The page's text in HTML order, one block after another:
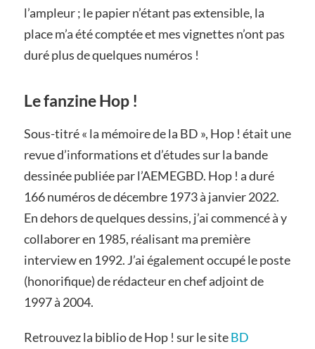
l’ampleur ; le papier n’étant pas extensible, la
place m’a été comptée et mes vignettes n’ont pas
duré plus de quelques numéros !
Le fanzine Hop !
Sous-titré « la mémoire de la BD », Hop ! était une
revue d’informations et d’études sur la bande
dessinée publiée par l’AEMEGBD. Hop ! a duré
166 numéros de décembre 1973 à janvier 2022.
En dehors de quelques dessins, j’ai commencé à y
collaborer en 1985, réalisant ma première
interview en 1992. J’ai également occupé le poste
(honorifique) de rédacteur en chef adjoint de
1997 à 2004.
Retrouvez la biblio de Hop ! sur le siteBD